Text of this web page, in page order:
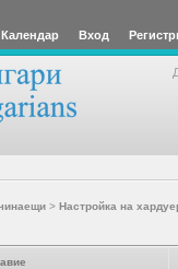
Календар Вход
> Настройка на